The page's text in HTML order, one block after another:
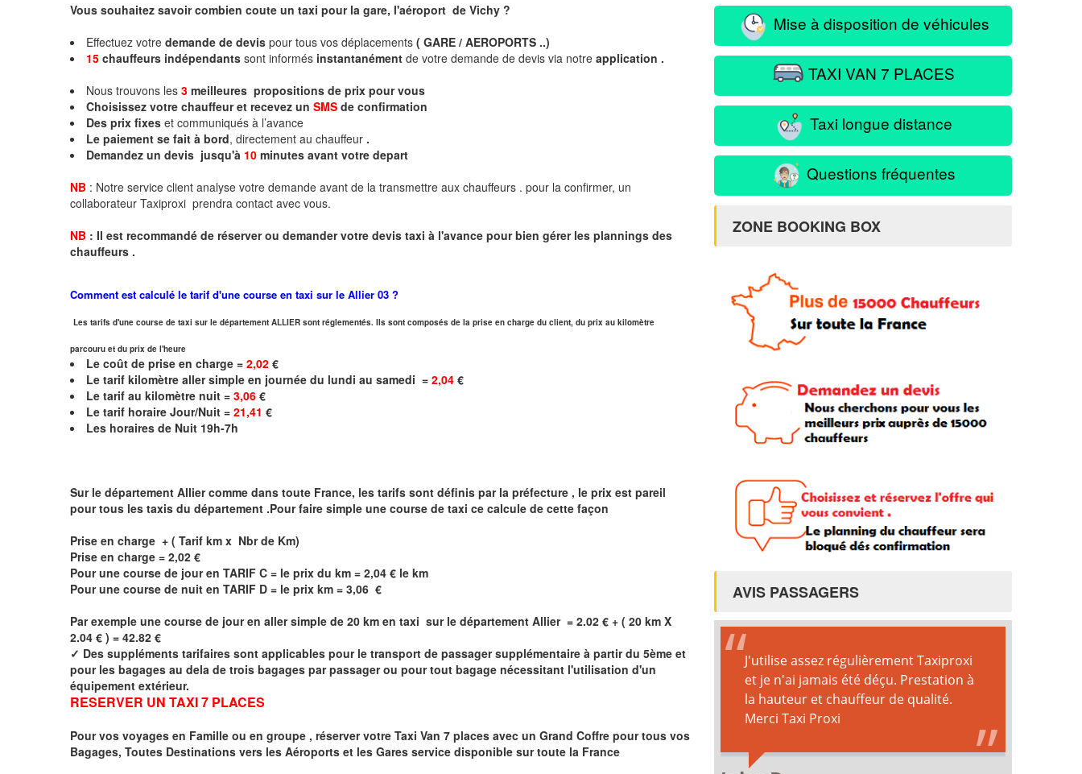
Vous souhaitez savoir combien coute un taxi pour la gare, l'aéroport de Vichy ?
Effectuez votre demande de devis pour tous vos déplacements ( GARE / AEROPORTS ..)
15 chauffeurs indépendants sont informés instantanément de votre demande de devis via notre application .
Nous trouvons les 3 meilleures propositions de prix pour vous
Choisissez votre chauffeur et recevez un SMS de confirmation
Des prix fixes et communiqués à l’avance
Le paiement se fait à bord, directement au chauffeur .
Demandez un devis jusqu'à 10 minutes avant votre depart
NB : Notre service client analyse votre demande avant de la transmettre aux chauffeurs . pour la confirmer, un
collaborateur Taxiproxi prendra contact avec vous.
NB : Il est recommandé de réserverou demandervotre devis taxi à l'avance pour bien gérer les plannings des
chauffeurs .
Comment est calculé le tarif d'une course en taxi sur le Allier 03 ?
Les tarifs d'une course de taxi sur le département ALLIER sont réglementés. Ils sont composés de la prise en charge du client, du prix au kilomètre
parcouru et du prix de l'heure
Le coût de prise en charge = 2,02 €
Le tarif kilomètre aller simple en journée du lundi au samedi = 2,04 €
Le tarif au kilomètre nuit = 3,06 €
Le tarif horaire Jour/Nuit = 21,41 €
Les horaires de Nuit 19h-7h
Sur le département Alliercomme dans toute France, les tarifs sont définis par la préfecture , le prix est pareil
pour tous les taxis du département .Pour faire simple une course de taxi ce calcule de cette façon
Prise en charge + ( Tarif km x Nbr de Km)
Prise en charge = 2,02 €
Pour une course de jour en TARIF C = le prix du km = 2,04 € le km
Pour une course de nuit en TARIF D = le prix km = 3,06 €
Par exemple une course de jour en aller simple de 20 km en taxi sur le département Allier = 2.02 € + ( 20 km X
2.04 € ) = 42.82 €
✓ Des suppléments tarifaires sont applicables pour le transport de passager supplémentaire à partir du 5ème et
pour les bagages au dela de trois bagages par passager ou pour tout bagage nécessitant l'utilisation d'un
équipement extérieur.
RESERVER UN TAXI 7 PLACES
Pour vos voyages en Famille ou en groupe , réserver votre Taxi Van 7 places avec un Grand Coffre pour tous vos
Bagages, Toutes Destinations vers les Aéroports et les Gares service disponible sur toute la France
Mise à disposition de véhicules
TAXI VAN 7 PLACES
Taxi longue distance
Questions fréquentes
ZONE BOOKING BOX
AVIS PASSAGERS